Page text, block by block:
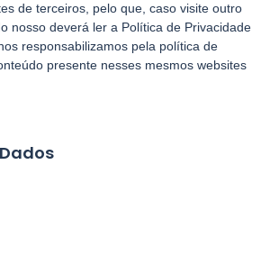
de terceiros, pelo que, caso visite outro
nosso deverá ler a Política de Privacidade
responsabilizamos pela política de
presente nesses mesmos websites